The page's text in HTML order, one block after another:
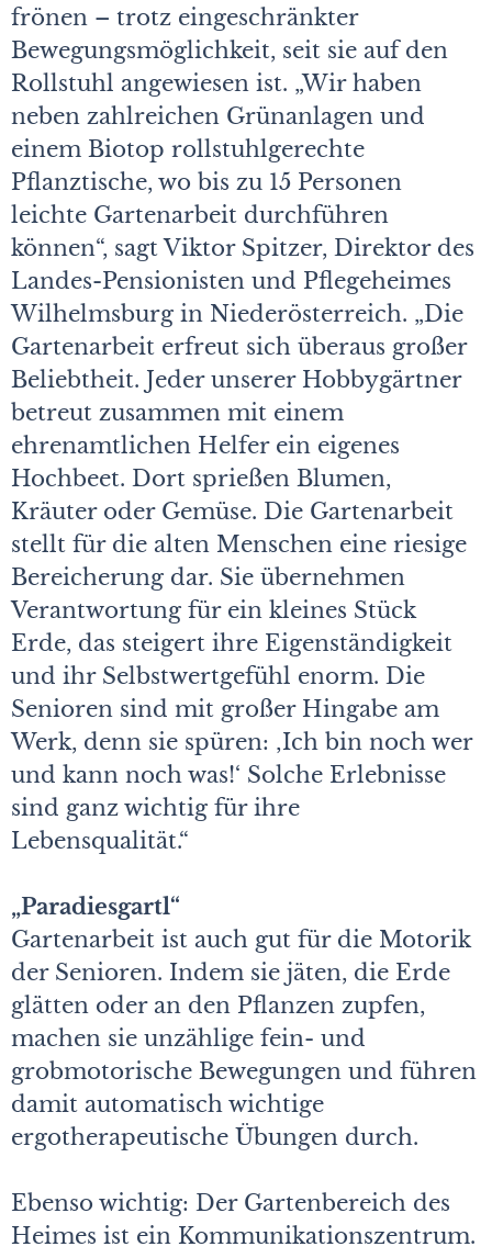
frönen – trotz eingeschränkter
Bewegungsmöglichkeit, seit sie auf den
Rollstuhl angewiesen ist. „Wir haben
neben zahlreichen Grünanlagen und
einem Biotop rollstuhlgerechte
Pflanztische, wo bis zu 15 Personen
leichte Gartenarbeit durchführen
können“, sagt Viktor Spitzer, Direktor des
Landes-Pensionisten und Pflegeheimes
Wilhelmsburg in Niederösterreich. „Die
Gartenarbeit erfreut sich überaus großer
Beliebtheit. Jeder unserer Hobbygärtner
betreut zusammen mit einem
ehrenamtlichen Helfer ein eigenes
Hochbeet. Dort sprießen Blumen,
Kräuter oder Gemüse. Die Gartenarbeit
stellt für die alten Menschen eine riesige
Bereicherung dar. Sie übernehmen
Verantwortung für ein kleines Stück
Erde, das steigert ihre Eigenständigkeit
und ihr Selbstwertgefühl enorm. Die
Senioren sind mit großer Hingabe am
Werk, denn sie spüren: ‚Ich bin noch wer
und kann noch was!‘ Solche Erlebnisse
sind ganz wichtig für ihre
Lebensqualität.“
„Paradiesgartl“
Gartenarbeit ist auch gut für die Motorik
der Senioren. Indem sie jäten, die Erde
glätten oder an den Pflanzen zupfen,
machen sie unzählige fein- und
grobmotorische Bewegungen und führen
damit automatisch wichtige
ergotherapeutische Übungen durch.
Ebenso wichtig: Der Gartenbereich des
Heimes ist ein Kommunikationszentrum.